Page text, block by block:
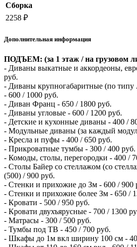
Сборка
2258 ₽
Дополнительная информация
ПОДЪЕМ: (за 1 этаж / на грузовом
- Диваны выкатные и аккордеоны,
руб.
- Диваны крупногабаритные (по
- 600 / 1000 руб.
- Диван Франц - 650 / 1800 руб.
- Диваны угловые - 600 / 1200 руб.
- Детские и кухонные диваны - 400 /
- Модульные диваны (за каждый
- Кресла и пуфы - 400 / 650 руб.
- Прикроватные тумбы - 300 / 400 руб.
- Комоды, столы, перегородки - 400 /
- Столы Байер со стеллажом (со
(500) / 900 руб.
- Стенки и прихожие до Зм - 600 / 900
- Стенки и прихожие более Зм - 650 /
- Кровати - 500 / 950 руб.
- Кровати двухъярусные - 700 / 1300
- Матрасы - 300 / 500 руб.
- Тумбы под ТВ - 450 / 700 руб.
- Шкафы до 1м вкл ширину 100 см -